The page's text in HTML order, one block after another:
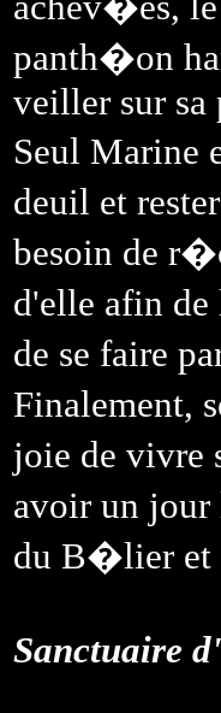
panth�on
veiller sur sa
Seul Marine
deuil et
besoin de
d'elle afin
de se faire
Finalement,
joie de vivre
avoir un
du B�lier et
Sanctuaire